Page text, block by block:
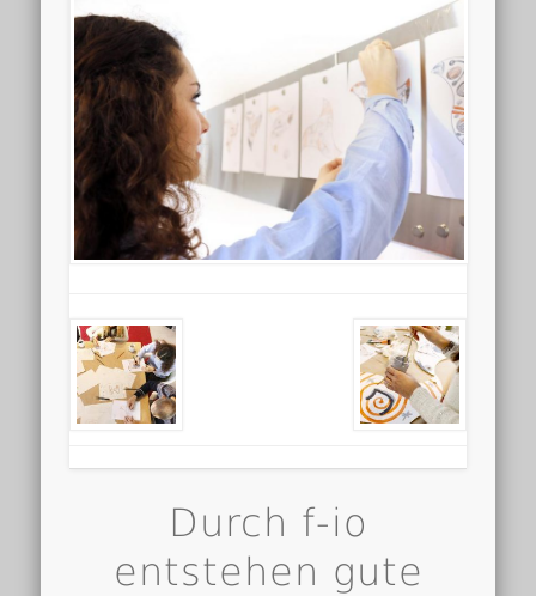
Durch f-io
entstehen gute